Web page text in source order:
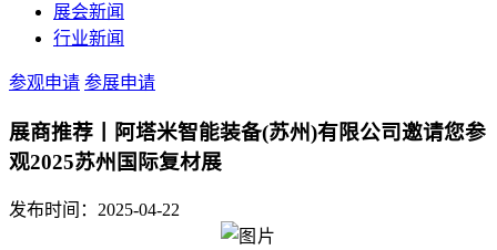
展会新闻
行业新闻
参观申请 参展申请
展商推荐丨阿塔米智能装备(苏州)有限公司邀请您参
观2025苏州国际复材展
发布时间：2025-04-22